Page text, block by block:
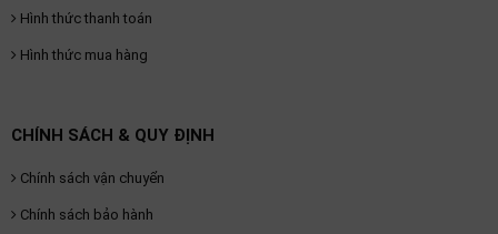
Hình thức thanh toán
Hình thức mua hàng
CHÍNH SÁCH & QUY ĐỊNH
Chính sách vận chuyển
Chính sách bảo hành